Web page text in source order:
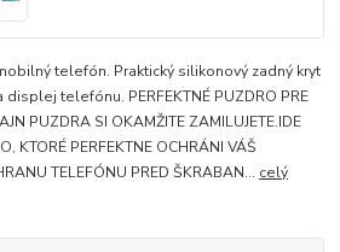
telefón. Praktický silikonový zadný kryt
telefónu. PERFEKTNÉ PUZDRO PRE
PUZDRA SI OKAMŽITE ZAMILUJETE.IDE
KTORÉ PERFEKTNE OCHRÁNI VÁŠ
TELEFÓNU PRED ŠKRABAN... celý